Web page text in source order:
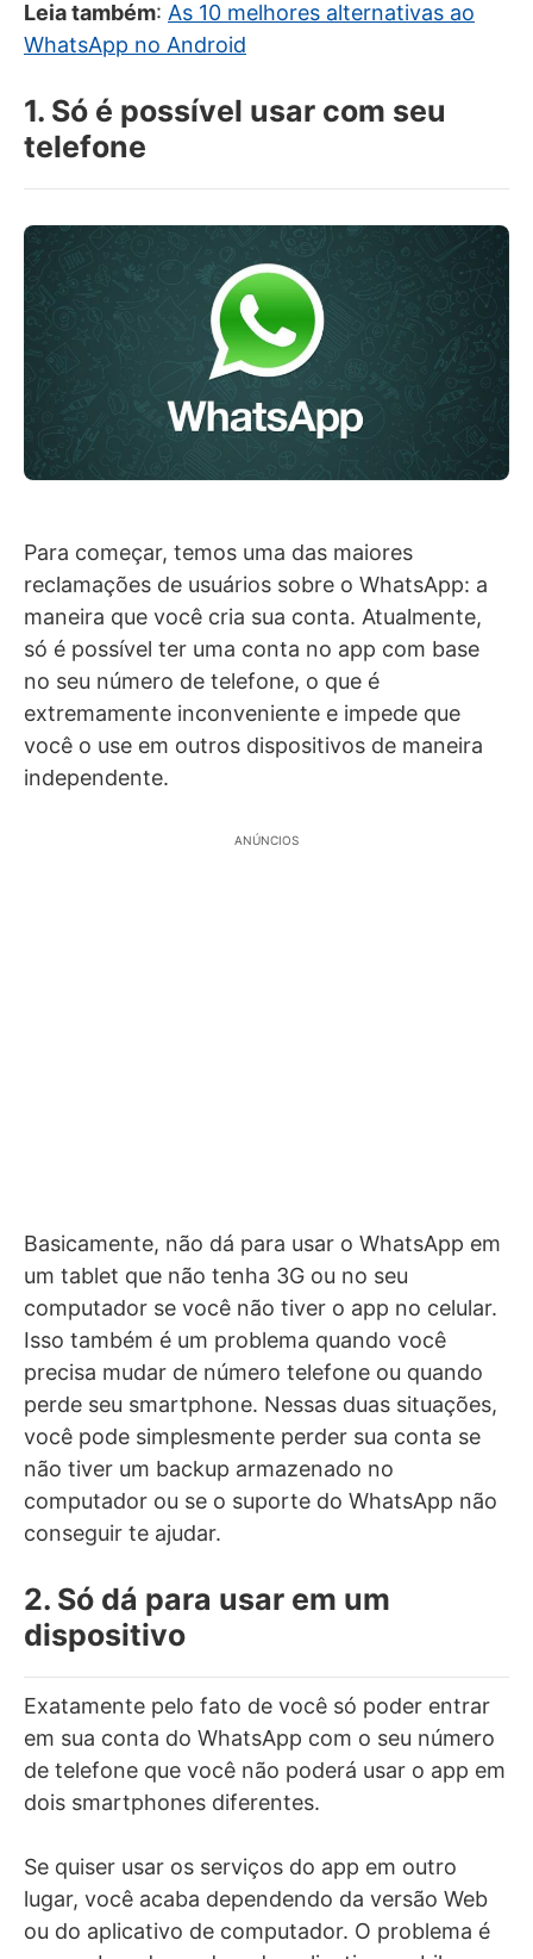
Leia também: As 10 melhores alternativas ao
WhatsApp no Android
1. Só é possível usar com seu
telefone
Para começar, temos uma das maiores
reclamações de usuários sobre o WhatsApp: a
maneira que você cria sua conta. Atualmente,
só é possível ter uma conta no app com base
no seu número de telefone, o que é
extremamente inconveniente e impede que
você o use em outros dispositivos de maneira
independente.
ANÚNCIOS
Basicamente, não dá para usar o WhatsApp em
um tablet que não tenha 3G ou no seu
computador se você não tiver o app no celular.
Isso também é um problema quando você
precisa mudar de número telefone ou quando
perde seu smartphone. Nessas duas situações,
você pode simplesmente perder sua conta se
não tiver um backup armazenado no
computador ou se o suporte do WhatsApp não
conseguir te ajudar.
2. Só dá para usar em um
dispositivo
Exatamente pelo fato de você só poder entrar
em sua conta do WhatsApp com o seu número
de telefone que você não poderá usar o app em
dois smartphones diferentes.
Se quiser usar os serviços do app em outro
lugar, você acaba dependendo da versão Web
ou do aplicativo de computador. O problema é